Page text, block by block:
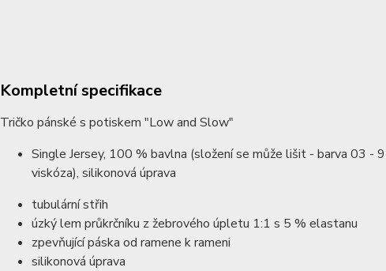
Kompletní specifikace
Tričko pánské s potiskem "Low and Slow"
Single Jersey, 100 % bavlna (složení se může lišit - barva 03 -
viskóza), silikonová úprava
tubulární střih
úzký lem průkrčníku z žebrového úpletu 1:1 s 5 % elastanu
zpevňující páska od ramene k rameni
silikonová úprava